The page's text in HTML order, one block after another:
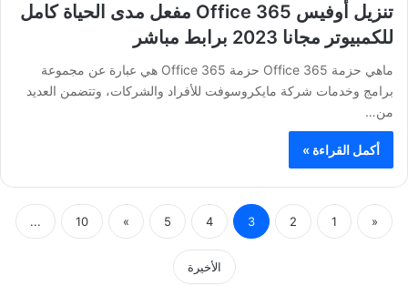
تنزيل أوفيس 365 Office مفعل مدى الحياة كامل
للكمبيوتر مجانا 2023 برابط مباشر
ماهي حزمة 365 Office حزمة 365 Office هي عبارة عن مجموعة
برامج وخدمات شركة مايكروسوفت للأفراد والشركات، وتتضمن العديد
من…
أكمل القراءة »
«
1
2
3
4
5
»
10
...
الأخيرة